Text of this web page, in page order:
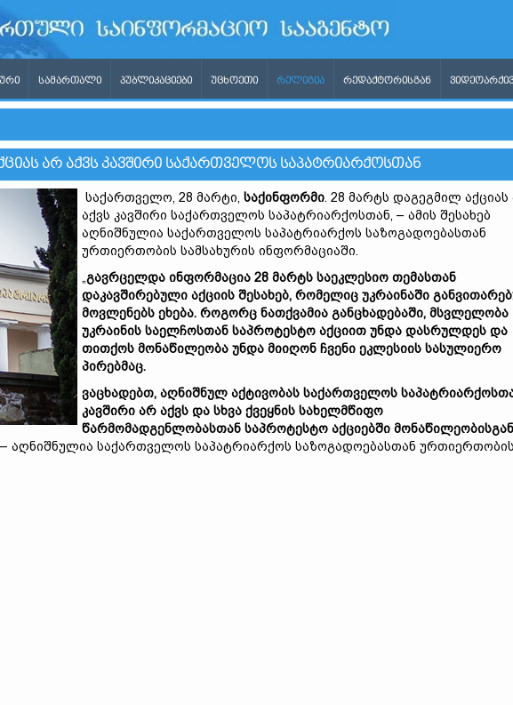
ᲡᲐᲛᲐᲠᲗᲐᲚᲘ ᲞᲣᲑᲚᲘᲙᲐᲪᲘᲔᲑᲘ ᲣᲪᲮᲝᲔᲗᲘ ᲠᲔᲚᲘᲒᲘᲐ ᲠᲔᲓᲐᲥᲢᲝᲠᲘᲡᲒᲐᲜ
ᲐᲠ ᲐᲥᲕᲡ ᲙᲐᲕᲨᲘᲠᲘ ᲡᲐᲥᲐᲠᲗᲕᲔᲚᲝᲡ ᲡᲐᲞᲐᲢᲠᲘᲐᲠᲥᲝᲡᲗᲐᲜ
საქართველო, 28 მარტი, საქინფორმი. 28 მარტს დაგეგმილ აქციას
აქვს კავშირი საქართველოს საპატრიარქოსთან, – ამის შესახებ
აღნიშნულია საქართველოს საპატრიარქოს საზოგადოებასთან
ურთიერთობის სამსახურის ინფორმაციაში.
„გავრცელდა ინფორმაცია 28 მარტს საეკლესიო თემასთან
დაკავშირებული აქციის შესახებ, რომელიც უკრაინაში
მოვლენებს ეხება. როგორც ნათქვამია განცხადებაში, მსვლელობა
უკრაინის საელჩოსთან საპროტესტო აქციით უნდა დასრულდეს და
თითქოს მონაწილეობა უნდა მიიღონ ჩვენი ეკლესიის სასულიერო
პირებმაც.
ვაცხადებთ, აღნიშნულ აქტივობას საქართველოს
კავშირი არ აქვს და სხვა ქვეყნის სახელმწიფო
წარმომადგენლობასთან საპროტესტო აქციებში მონაწილეობისგან
– აღნიშნულია საქართველოს საპატრიარქოს საზოგადოებასთან